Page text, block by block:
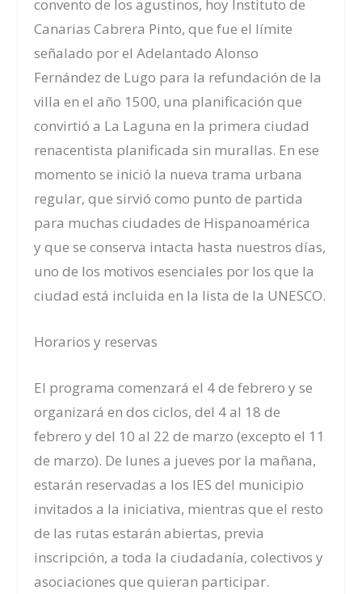
convento de los agustinos, hoy Instituto de
Canarias Cabrera Pinto, que fue el límite
señalado por el Adelantado Alonso
Fernández de Lugo para la refundación de la
villa en el año 1500, una planificación que
convirtió a La Laguna en la primera ciudad
renacentista planificada sin murallas. En ese
momento se inició la nueva trama urbana
regular, que sirvió como punto de partida
para muchas ciudades de Hispanoamérica
y que se conserva intacta hasta nuestros días,
uno de los motivos esenciales por los que la
ciudad está incluida en la lista de la UNESCO.
Horarios y reservas
El programa comenzará el 4 de febrero y se
organizará en dos ciclos, del 4 al 18 de
febrero y del 10 al 22 de marzo (excepto el 11
de marzo). De lunes a jueves por la mañana,
estarán reservadas a los IES del municipio
invitados a la iniciativa, mientras que el resto
de las rutas estarán abiertas, previa
inscripción, a toda la ciudadanía, colectivos y
asociaciones que quieran participar.